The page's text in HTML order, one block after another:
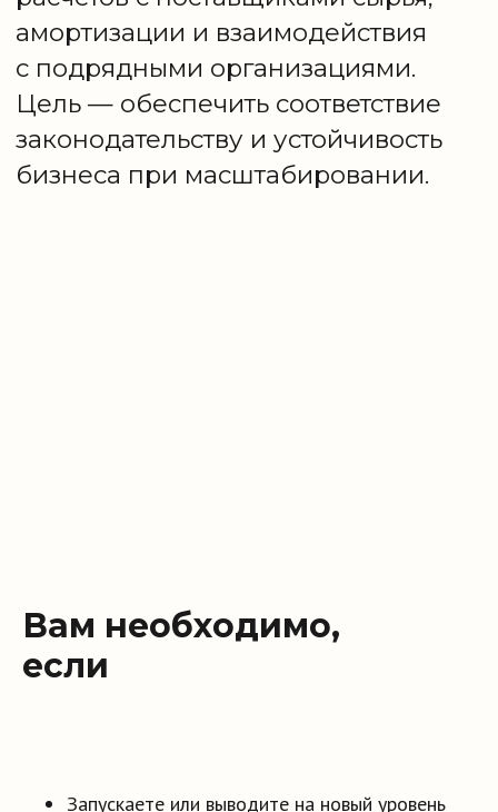
Вам необходимо,
если
Запускаете или выводите на новый уровень